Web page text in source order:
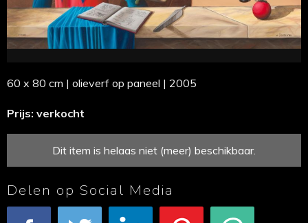
60 x 80 cm | olieverf op paneel | 2005
Prijs: verkocht
Dit item is helaas niet (meer) beschikbaar.
Delen op Social Media